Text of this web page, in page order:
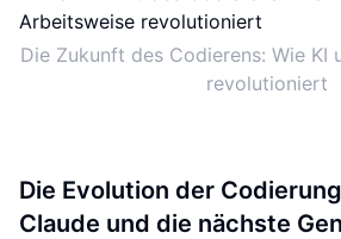
Die Zukunft des Codierens: Wie KI
revolutioniert
Die Evolution der
Claude und die nächste